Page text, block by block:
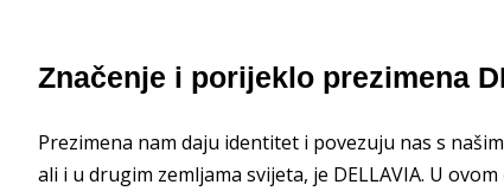
Značenje i porijeklo prezimena
Prezimena nam daju identitet i povezuju nas s
ali i u drugim zemljama svijeta, je DELLAVIA. U